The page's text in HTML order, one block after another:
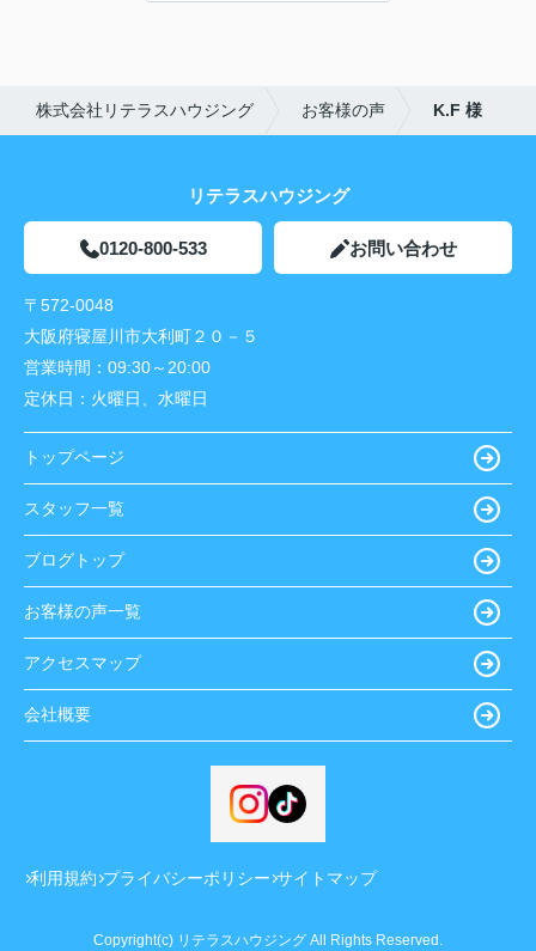
けていて、本当に感謝しています。
株式会社リテラスハウジング お客様の声 K.F 様
リテラスハウジング
0120-800-533 お問い合わせ
〒572-0048
大阪府寝屋川市大利町２０－５
営業時間： 09:30～20:00
定休日： 火曜日、水曜日
トップページ
スタッフ一覧
ブログトップ
お客様の声一覧
アクセスマップ
会社概要
利用規約 プライバシーポリシー サイトマップ
Copyright(c) リテラスハウジング All Rights Reserved.